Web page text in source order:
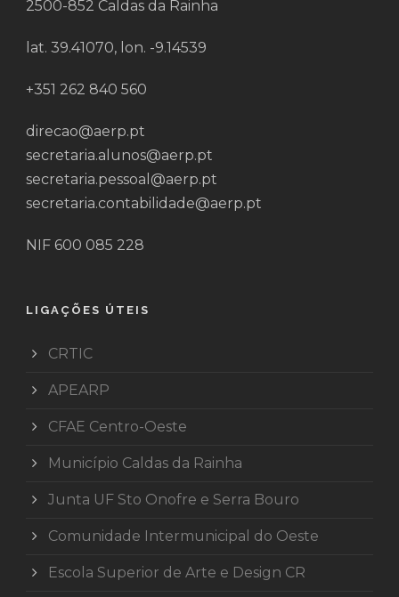
2500-852 Caldas da Rainha
lat. 39.41070, lon. -9.14539
+351 262 840 560
direcao@aerp.pt
secretaria.alunos@aerp.pt
secretaria.pessoal@aerp.pt
secretaria.contabilidade@aerp.pt
NIF 600 085 228
LIGAÇÕES ÚTEIS
CRTIC
APEARP
CFAE Centro-Oeste
Município Caldas da Rainha
Junta UF Sto Onofre e Serra Bouro
Comunidade Intermunicipal do Oeste
Escola Superior de Arte e Design CR